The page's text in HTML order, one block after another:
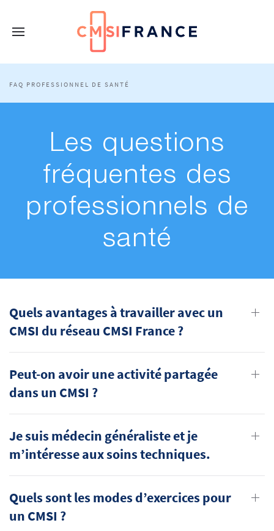
FAQ PROFESSIONNEL DE SANTÉ
Les questions
fréquentes des
professionnels de
santé
Quels avantages à travailler avec un
CMSI du réseau CMSI France ?
Peut-on avoir une activité partagée
dans un CMSI ?
Je suis médecin généraliste et je
m’intéresse aux soins techniques.
Quels sont les modes d’exercices pour
un CMSI ?